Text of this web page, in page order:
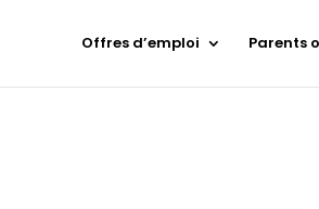
Offres d’emploi Parents